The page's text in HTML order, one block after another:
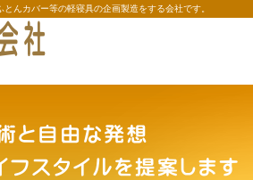
んカバー等の軽寝具の企画製造をする会社です。